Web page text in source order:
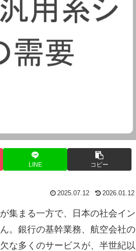
LINE コピー
2025.07.12 2026.01.12
集まる一方で、日本の社会イン
。銀行の基幹業務、航空会社の
な多くのサービスが、半世紀以